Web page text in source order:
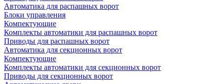
Автоматика для распашных ворот
Блоки управления
Компектующие
Комплекты автоматики для распашных ворот
Приводы для распашных ворот
Автоматика для секционных ворот
Компектующие
Комплекты автоматики для секционных ворот
Приводы для секционных ворот